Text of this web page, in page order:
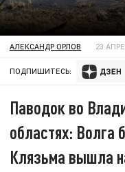
АЛЕКСАНДР ОРЛОВ 23
ПОДПИШИТЕСЬ:
Паводок во
областях: Волга
Клязьма вышла